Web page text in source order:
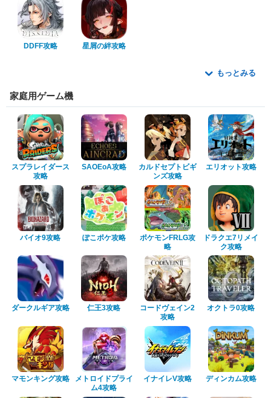
DDFF攻略 星屑の絆攻略
もっとみる
家庭用ゲーム機
スプラレイダース
攻略
SAOEoA攻略
カルドセプトビギ
ンズ攻略
エリオット攻略
バイオ9攻略 ぽこポケ攻略
ポケモンFRLG攻
略
ドラクエ7リメイ
ク攻略
ダークルギア攻略 仁王3攻略
コードヴェイン2
攻略
オクトラ0攻略
マモンキング攻略
メトロイドプライ
ム4攻略
イナイレV攻略 ディンカム攻略